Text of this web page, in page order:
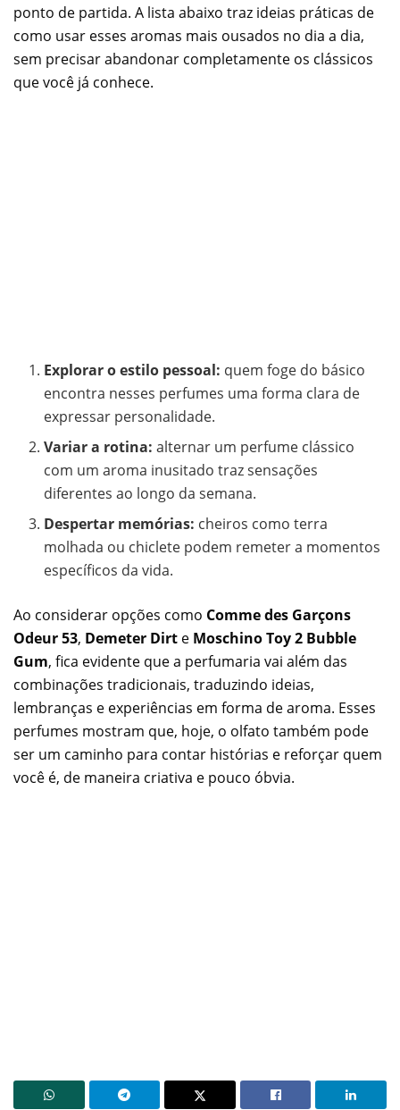
ponto de partida. A lista abaixo traz ideias práticas de
como usar esses aromas mais ousados no dia a dia,
sem precisar abandonar completamente os clássicos
que você já conhece.
Explorar o estilo pessoal: quem foge do básico
encontra nesses perfumes uma forma clara de
expressar personalidade.
Variar a rotina: alternar um perfume clássico
com um aroma inusitado traz sensações
diferentes ao longo da semana.
Despertar memórias: cheiros como terra
molhada ou chiclete podem remeter a momentos
específicos da vida.
Ao considerar opções como Comme des Garçons
Odeur 53, Demeter Dirt e Moschino Toy 2 Bubble
Gum, fica evidente que a perfumaria vai além das
combinações tradicionais, traduzindo ideias,
lembranças e experiências em forma de aroma. Esses
perfumes mostram que, hoje, o olfato também pode
ser um caminho para contar histórias e reforçar quem
você é, de maneira criativa e pouco óbvia.